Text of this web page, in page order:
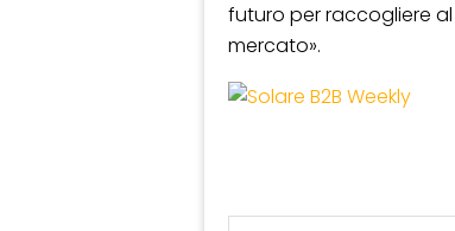
futuro per raccogliere
mercato».